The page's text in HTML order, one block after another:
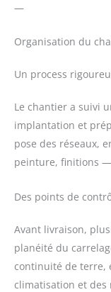
—
Organisation du
Un process
Le chantier a suivi
implantation et
pose des réseaux,
peinture, finitions
Des points de
Avant livraison,
planéité du
continuité de terre,
climatisation et des